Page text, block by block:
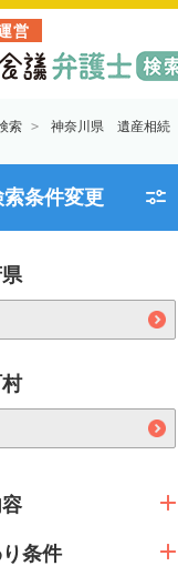
営
索 神奈川県 遺産相続
索条件変更
条件